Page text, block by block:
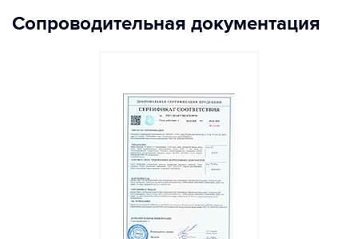
Сопроводительная документация